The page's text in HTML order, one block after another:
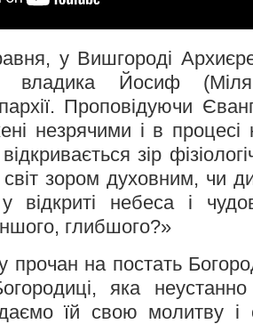
у Вишгороді
владика Йосиф
Проповідуючи
незрячими і в
зір
зором духовним, чи
відкриті небеса і
глибшого?»
прочан на постать
яка
їй свою молитву